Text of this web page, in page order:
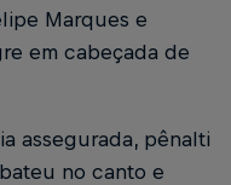
Marques e
em cabeçada de
assegurada, pênalti
no canto e